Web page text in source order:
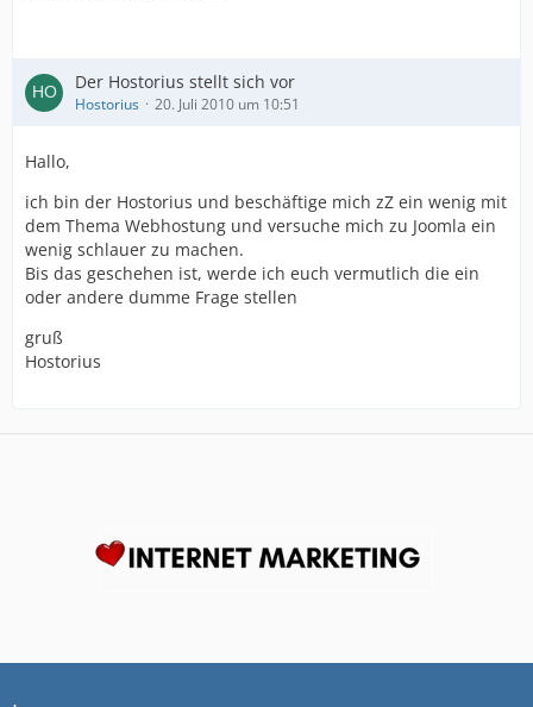
Der Hostorius stellt sich vor
Hostorius 20. Juli 2010 um 10:51
Hallo,
ich bin der Hostorius und beschäftige mich zZ ein wenig mit
dem Thema Webhostung und versuche mich zu Joomla ein
wenig schlauer zu machen.
Bis das geschehen ist, werde ich euch vermutlich die ein
oder andere dumme Frage stellen
gruß
Hostorius